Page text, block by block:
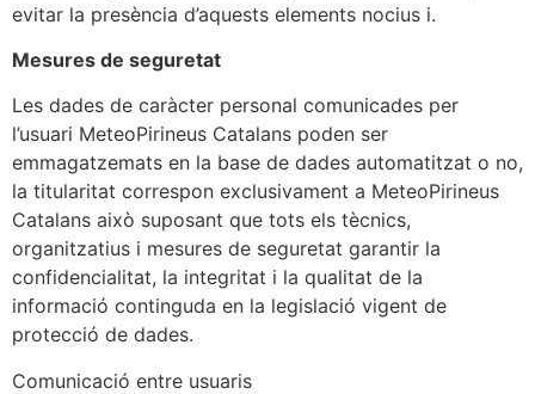
evitar la presència d’aquests elements nocius i.
Mesures de seguretat
Les dades de caràcter personal comunicades per
l’usuari MeteoPirineus Catalans poden ser
emmagatzemats en la base de dades automatitzat o no,
la titularitat correspon exclusivament a MeteoPirineus
Catalans això suposant que tots els tècnics,
organitzatius i mesures de seguretat garantir la
confidencialitat, la integritat i la qualitat de la
informació continguda en la legislació vigent de
protecció de dades.
Comunicació entre usuaris